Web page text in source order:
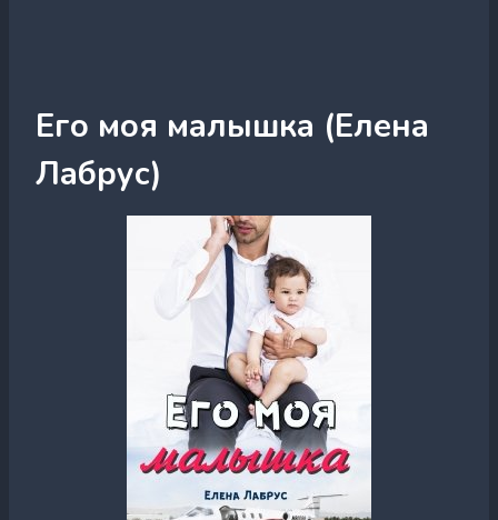
Его моя малышка (Елена
Лабрус)